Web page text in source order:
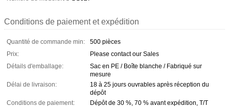
Conditions de paiement et expédition
Quantité de commande min:
500 pièces
Prix:
Please contact our Sales
Détails d'emballage:
Sac en PE / Boîte blanche / Fabriqué sur
mesure
Délai de livraison:
18 à 25 jours ouvrables après réception du
dépôt
Conditions de paiement:
Dépôt de 30 %, 70 % avant expédition, T/T